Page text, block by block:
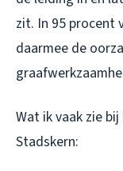
zit. In 95 procent
daarmee de
Wat ik vaak zie
Stadskern: